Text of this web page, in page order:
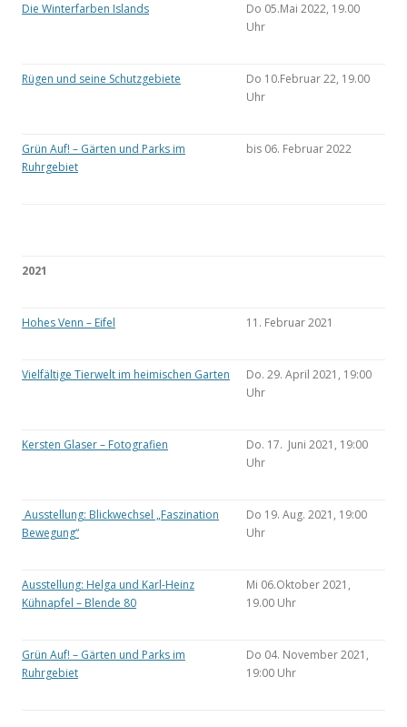
Die Winterfarben Islands
Do 05.Mai 2022, 19.00
Uhr
Rügen und seine Schutzgebiete
Do 10.Februar 22, 19.00
Uhr
Grün Auf! – Gärten und Parks im
Ruhrgebiet
bis 06. Februar 2022
2021
Hohes Venn – Eifel 11. Februar 2021
Vielfältige Tierwelt im heimischen Garten
Do. 29. April 2021, 19:00
Uhr
Kersten Glaser – Fotografien
Do. 17. Juni 2021, 19:00
Uhr
Ausstellung: Blickwechsel „Faszination
Bewegung“
Do 19. Aug. 2021, 19:00
Uhr
Ausstellung: Helga und Karl-Heinz
Kühnapfel – Blende 80
Mi 06.Oktober 2021,
19.00 Uhr
Grün Auf! – Gärten und Parks im
Ruhrgebiet
Do 04. November 2021,
19:00 Uhr